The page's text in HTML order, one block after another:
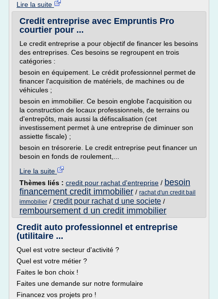
Lire la suite
Credit entreprise avec Empruntis Pro
courtier pour ...
Le credit entreprise a pour objectif de financer les besoins
des entreprises. Ces besoins se regroupent en trois
catégories :
besoin en équipement. Le crédit professionnel permet de
financer l'acquisition de matériels, de machines ou de
véhicules ;
besoin en immobilier. Ce besoin englobe l'acquisition ou
la construction de locaux professionnels, de terrains ou
d'entrepôts, mais aussi la défiscalisation (cet
investissement permet à une entreprise de diminuer son
assiette fiscale) ;
besoin en trésorerie. Le credit entreprise peut financer un
besoin en fonds de roulement,...
Lire la suite
Thèmes liés : credit pour rachat d'entreprise / besoin
financement credit immobilier / rachat d'un credit bail
immobilier / credit pour rachat d une societe /
remboursement d un credit immobilier
Credit auto professionnel et entreprise
(utilitaire ...
Quel est votre secteur d'activité ?
Quel est votre métier ?
Faites le bon choix !
Faites une demande sur notre formulaire
Financez vos projets pro !